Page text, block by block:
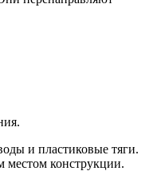
и пластиковые тяги.
местом конструкции.